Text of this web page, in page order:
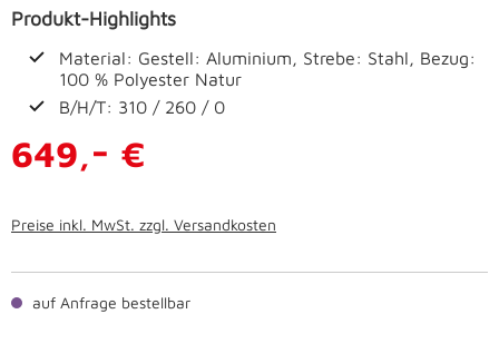
Produkt-Highlights
Material: Gestell: Aluminium, Strebe: Stahl, Bezug:
100 % Polyester Natur
B/H/T: 310 / 260 / 0
649,- €
Preise inkl. MwSt. zzgl. Versandkosten
auf Anfrage bestellbar